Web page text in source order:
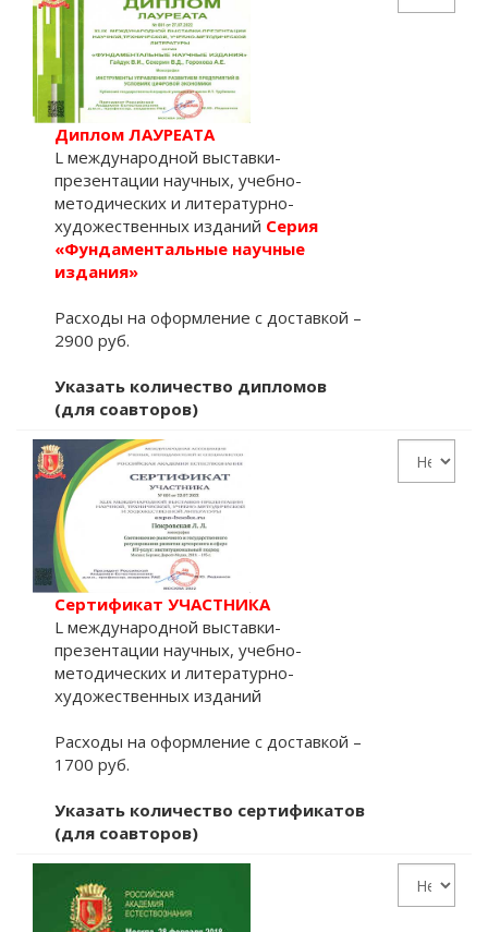
Диплом ЛАУРЕАТА
L международной выставки-
презентации научных, учебно-
методических и литературно-
художественных изданий Серия
«Фундаментальные научные
издания»
Расходы на оформление с доставкой –
2900 руб.
Указать количество дипломов
(для соавторов)
Сертификат УЧАСТНИКА
L международной выставки-
презентации научных, учебно-
методических и литературно-
художественных изданий
Расходы на оформление с доставкой –
1700 руб.
Указать количество сертификатов
(для соавторов)